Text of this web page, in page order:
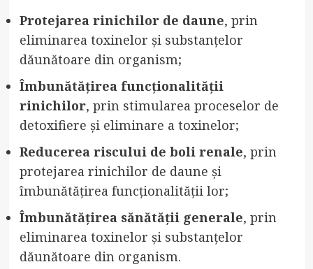
Protejarea rinichilor de daune, prin
eliminarea toxinelor și substanțelor
dăunătoare din organism;
Îmbunătățirea funcționalității
rinichilor, prin stimularea proceselor de
detoxifiere și eliminare a toxinelor;
Reducerea riscului de boli renale, prin
protejarea rinichilor de daune și
îmbunătățirea funcționalității lor;
Îmbunătățirea sănătății generale, prin
eliminarea toxinelor și substanțelor
dăunătoare din organism.